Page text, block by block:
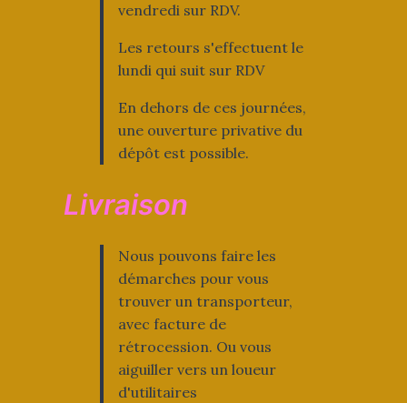
vendredi sur RDV.
Les retours s'effectuent le
lundi qui suit sur RDV
En dehors de ces journées,
une ouverture privative du
dépôt est possible.
Livraison
Nous pouvons faire les
démarches pour vous
trouver un transporteur,
avec facture de
rétrocession. Ou vous
aiguiller vers un loueur
d'utilitaires